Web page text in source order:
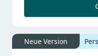
Neue Version